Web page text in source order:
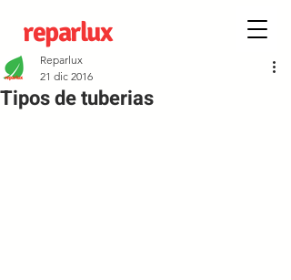
reparlux
Tipos de tuberias
Reparlux
21 dic 2016